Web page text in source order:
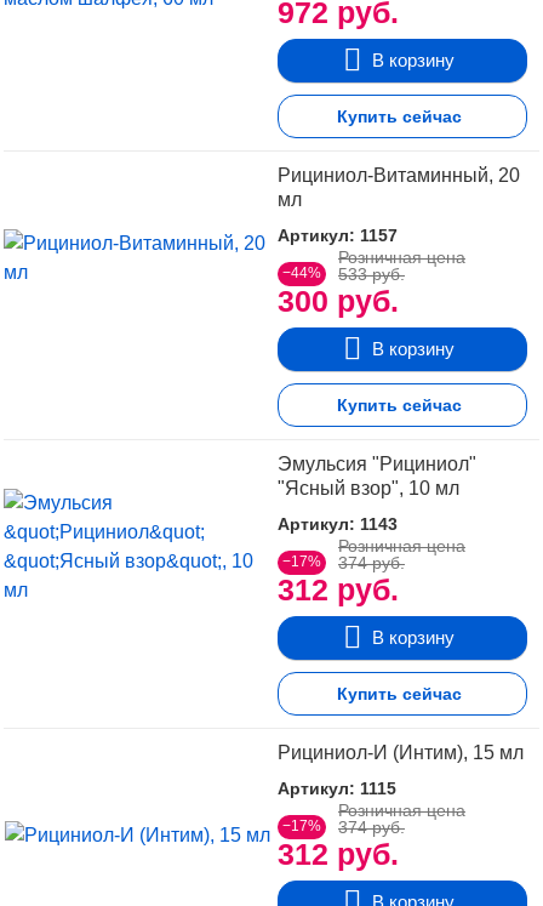
972 руб.
В корзину
Купить сейчас
Рициниол-Витаминный, 20
мл
Артикул: 1157
−44%
300 руб.
Розничная цена
533 руб.
В корзину
Купить сейчас
Эмульсия "Рициниол"
"Ясный взор", 10 мл
Артикул: 1143
−17%
312 руб.
Розничная цена
374 руб.
В корзину
Купить сейчас
Рициниол-И (Интим), 15 мл
Артикул: 1115
−17%
312 руб.
Розничная цена
374 руб.
В корзину